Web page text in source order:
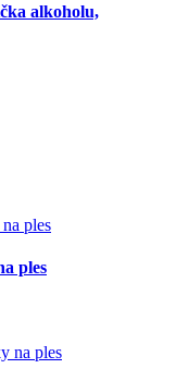
alkoholu,
ples